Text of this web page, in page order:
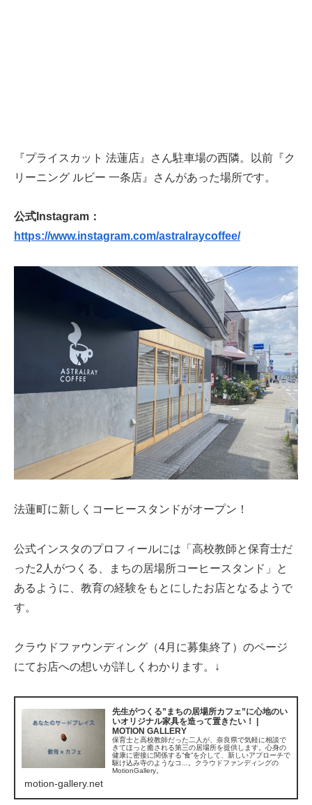
『プライスカット 法蓮店』さん駐車場の西隣。以前『ク
リーニング ルビー 一条店』さんがあった場所です。
公式Instagram：
https://www.instagram.com/astralraycoffee/
法蓮町に新しくコーヒースタンドがオープン！
公式インスタのプロフィールには「高校教師と保育士だ
った2人がつくる、まちの居場所コーヒースタンド」と
あるように、教育の経験をもとにしたお店となるようで
す。
クラウドファウンディング（4月に募集終了）のページ
にてお店への想いが詳しくわかります。↓
先生がつくる”まちの居場所カフェ”に心地のい
いオリジナル家具を造って置きたい！ |
MOTION GALLERY
保育士と高校教師だった二人が、奈良県で気軽に相談で
きてほっと癒される第三の居場所を提供します。心身の
健康に密接に関係する”食”を介して、新しいアプローチで
駆け込み寺のようなコ...。クラウドファンディングの
MotionGallery。
motion-gallery.net